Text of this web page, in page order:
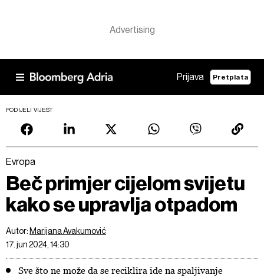
Prijava Pretplata
PODIJELI VIJEST
Evropa
Beč primjer cijelom svijetu
kako se upravlja otpadom
Autor: Marijana Avakumović
17. jun 2024, 14:30
Sve što ne može da se reciklira ide na spaljivanje